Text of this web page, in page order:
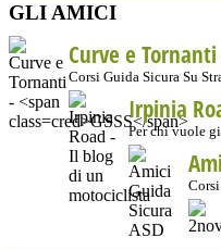
GLI AMICI
Curve e
Corsi Guida Sicura Su
Irpinia
Per chi vuole